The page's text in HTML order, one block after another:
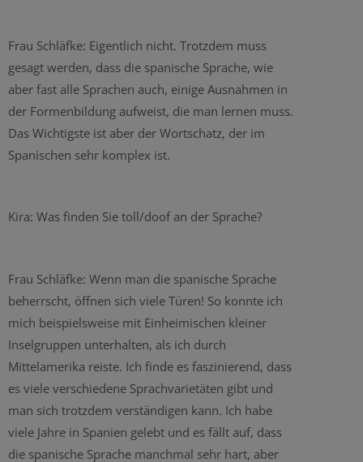
Frau Schläfke: Eigentlich nicht. Trotzdem muss
gesagt werden, dass die spanische Sprache, wie
aber fast alle Sprachen auch, einige Ausnahmen in
der Formenbildung aufweist, die man lernen muss.
Das Wichtigste ist aber der Wortschatz, der im
Spanischen sehr komplex ist.
Kira: Was finden Sie toll/doof an der Sprache?
Frau Schläfke: Wenn man die spanische Sprache
beherrscht, öffnen sich viele Türen! So konnte ich
mich beispielsweise mit Einheimischen kleiner
Inselgruppen unterhalten, als ich durch
Mittelamerika reiste. Ich finde es faszinierend, dass
es viele verschiedene Sprachvarietäten gibt und
man sich trotzdem verständigen kann. Ich habe
viele Jahre in Spanien gelebt und es fällt auf, dass
die spanische Sprache manchmal sehr hart, aber